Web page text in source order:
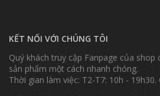
KẾT NỐI VỚI CHÚNG TÔI
Quý khách truy cập Fanpage của
sản phẩm một cách nhanh chóng.
Thời gian làm việc: T2-T7: 10h - 19h30.